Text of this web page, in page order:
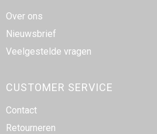
Over ons
Nieuwsbrief
Veelgestelde vragen
CUSTOMER SERVICE
Contact
Retourneren